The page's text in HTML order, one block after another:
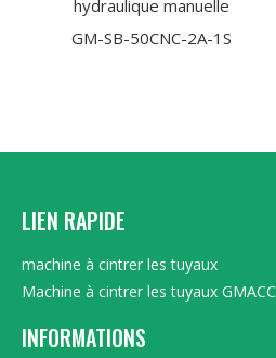
hydraulique manuelle
GM-SB-50CNC-2A-1S
LIEN RAPIDE
machine à cintrer les tuyaux
Machine à cintrer les tuyaux GMACC
INFORMATIONS